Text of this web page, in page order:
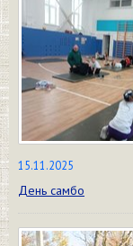
15.11.2025
День самбо